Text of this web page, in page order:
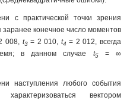
с практической точки зрения
конечное число моментов
008, t3= 2 010, t4 = 2 012, всегда
в данном случае t5= ∞
наступления любого события
вектором